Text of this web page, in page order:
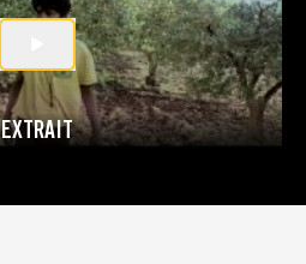
EXTRAIT